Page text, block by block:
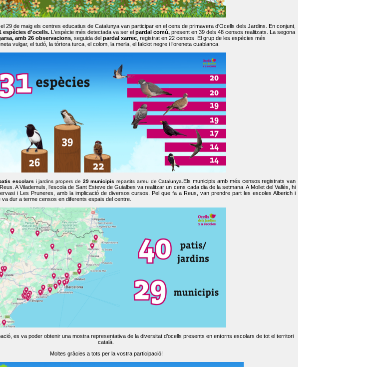
29 de maig els centres educatius de Catalunya van participar en el cens de primavera d'Ocells dels Jardins. En conjunt,
espècies d'ocells. L'espècie més detectada va ser el pardal comú, present en 39 dels 48 censos realitzats. La segona
amb 26 observacions , seguida del pardal xarrec , registrat en 22 censos. El grup de les espècies més
vulgar, el tudó, la tórtora turca, el colom, la merla, el falciot negre i l’oreneta cuablanca.
escolars i jardins propers de 29 municipis repartits arreu de Catalunya. Els municipis amb més censos registrats van
A Vilademuls, l’escola de Sant Esteve de Guialbes va realitzar un cens cada dia de la setmana. A Mollet del Vallès, hi
i Les Pruneres, amb la implicació de diversos cursos. Pel que fa a Reus, van prendre part les escoles Alberich i
va dur a terme censos en diferents espais del centre.
es va poder obtenir una mostra representativa de la diversitat d’ocells presents en entorns escolars de tot el territori
català.
Moltes gràcies a tots per la vostra participació!